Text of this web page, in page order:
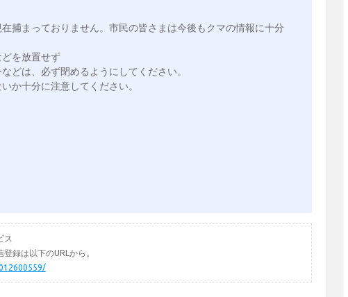
捕まっておりません。市民の皆さまは今後もクマの情報に十分
を放置せず
どは、必ず閉めるようにしてください。
か十分に注意してください。
ス
録は以下のURLから。